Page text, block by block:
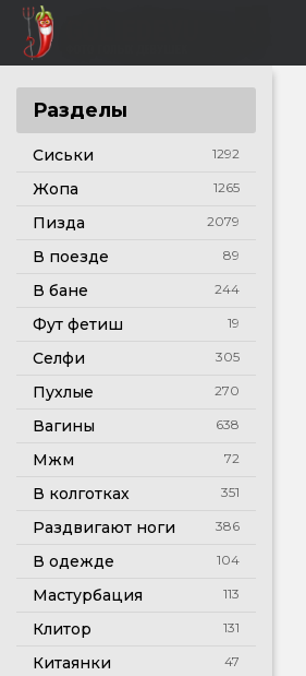
Разделы
Сиськи 1292
Жопа 1265
Пизда 2079
В поезде 89
В бане 244
Фут фетиш 19
Селфи 305
Пухлые 270
Вагины 638
Мжм 72
В колготках 351
Раздвигают ноги 386
В одежде 104
Мастурбация 113
Клитор 131
Китаянки 47